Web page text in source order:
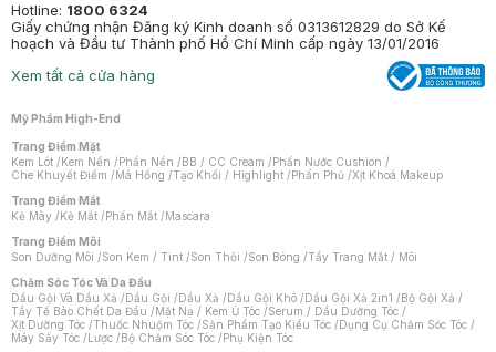
Hotline: 1800 6324
Giấy chứng nhận Đăng ký Kinh doanh số 0313612829 do Sở Kế
hoạch và Đầu tư Thành phố Hồ Chí Minh cấp ngày 13/01/2016
Xem tất cả cửa hàng
Mỹ Phẩm High-End
Trang Điểm Mặt
Kem Lót /Kem Nền /Phấn Nền /BB / CC Cream /Phấn Nước Cushion /
Che Khuyết Điểm /Má Hồng /Tạo Khối / Highlight /Phấn Phủ /Xịt Khoá Makeup
Trang Điểm Mắt
Kẻ Mày /Kẻ Mắt /Phấn Mắt /Mascara
Trang Điểm Môi
Son Dưỡng Môi /Son Kem / Tint /Son Thỏi /Son Bóng /Tẩy Trang Mắt / Môi
Chăm Sóc Tóc Và Da Đầu
Dầu Gội Và Dầu Xả /Dầu Gội /Dầu Xả /Dầu Gội Khô /Dầu Gội Xả 2in1 /Bộ Gội Xả /
Tẩy Tế Bào Chết Da Đầu /Mặt Nạ / Kem Ủ Tóc /Serum / Dầu Dưỡng Tóc /
Xịt Dưỡng Tóc /Thuốc Nhuộm Tóc /Sản Phẩm Tạo Kiểu Tóc /Dụng Cụ Chăm Sóc Tóc /
Máy Sấy Tóc /Lược /Bộ Chăm Sóc Tóc /Phụ Kiện Tóc